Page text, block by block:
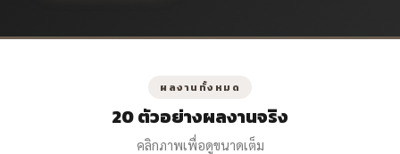
ผลงานทั้งหมด
20 ตัวอย่างผลงานจริง
คลิกภาพเพื่อดูขนาดเต็ม